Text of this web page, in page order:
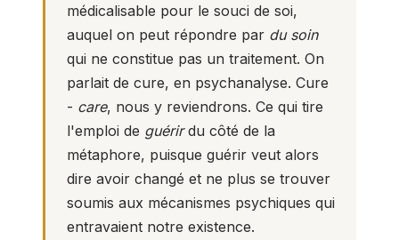
médicalisable pour le souci de soi,
auquel on peut répondre par du soin
qui ne constitue pas un traitement. On
parlait de cure, en psychanalyse. Cure
- care, nous y reviendrons. Ce qui tire
l'emploi de guérirdu côté de la
métaphore, puisque guérir veut alors
dire avoir changé et ne plus se trouver
soumis aux mécanismes psychiques qui
entravaient notre existence.